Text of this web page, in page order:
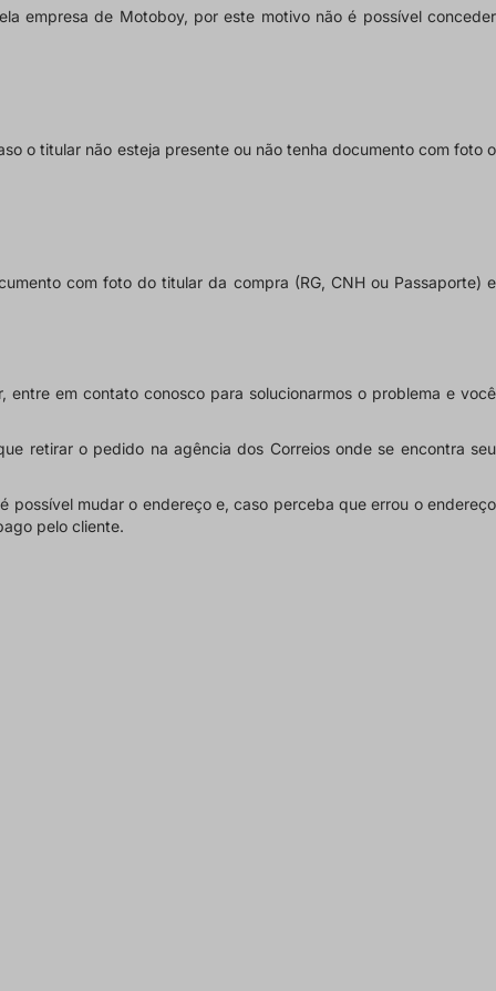
empresa de Motoboy, por este motivo não é possível conceder
o titular não esteja presente ou não tenha documento com foto o
com foto do titular da compra (RG, CNH ou Passaporte) e
entre em contato conosco para solucionarmos o problema e você
retirar o pedido na agência dos Correios onde se encontra seu
mudar o endereço e, caso perceba que errou o endereço
pelo cliente.